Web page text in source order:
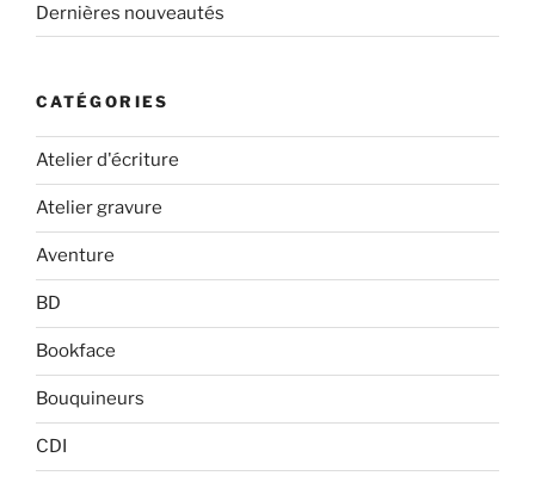
Dernières nouveautés
CATÉGORIES
Atelier d'écriture
Atelier gravure
Aventure
BD
Bookface
Bouquineurs
CDI